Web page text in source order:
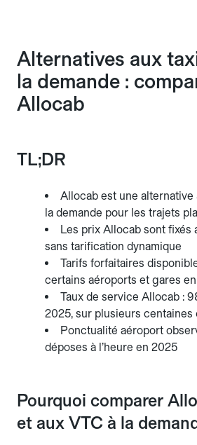
Alternatives aux
la demande :
Allocab
TL;DR
Allocab est une alternative
la demande pour les trajets
Les prix Allocab sont fixés
sans tarification dynamique
Tarifs forfaitaires
certains aéroports et gares
Taux de service Allocab :
2025, sur plusieurs
Ponctualité aéroport
déposes à l’heure en 2025
Pourquoi comparer
et aux VTC à la